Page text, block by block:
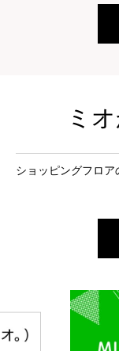
ミ
ショッピングフロ